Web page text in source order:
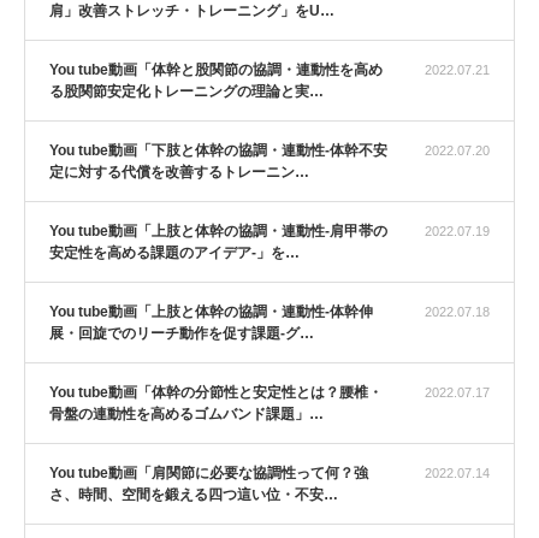
肩」改善ストレッチ・トレーニング」をU…
2022.07.21
You tube動画「体幹と股関節の協調・連動性を高め
る股関節安定化トレーニングの理論と実…
2022.07.20
You tube動画「下肢と体幹の協調・連動性-体幹不安
定に対する代償を改善するトレーニン…
2022.07.19
You tube動画「上肢と体幹の協調・連動性-肩甲帯の
安定性を高める課題のアイデア-」を…
2022.07.18
You tube動画「上肢と体幹の協調・連動性-体幹伸
展・回旋でのリーチ動作を促す課題-グ…
2022.07.17
You tube動画「体幹の分節性と安定性とは？腰椎・
骨盤の連動性を高めるゴムバンド課題」…
2022.07.14
You tube動画「肩関節に必要な協調性って何？強
さ、時間、空間を鍛える四つ這い位・不安…